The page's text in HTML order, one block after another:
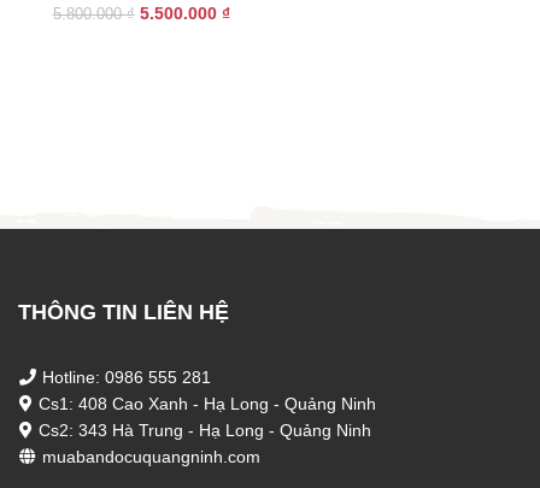
5.800.000₫ Giá
5.500.000 ₫Giá
THÔNG TIN LIÊN HỆ
Hotline: 0986 555 281
Cs1: 408 Cao Xanh - Hạ Long - Quảng Ninh
Cs2: 343 Hà Trung - Hạ Long - Quảng Ninh
muabandocuquangninh.com